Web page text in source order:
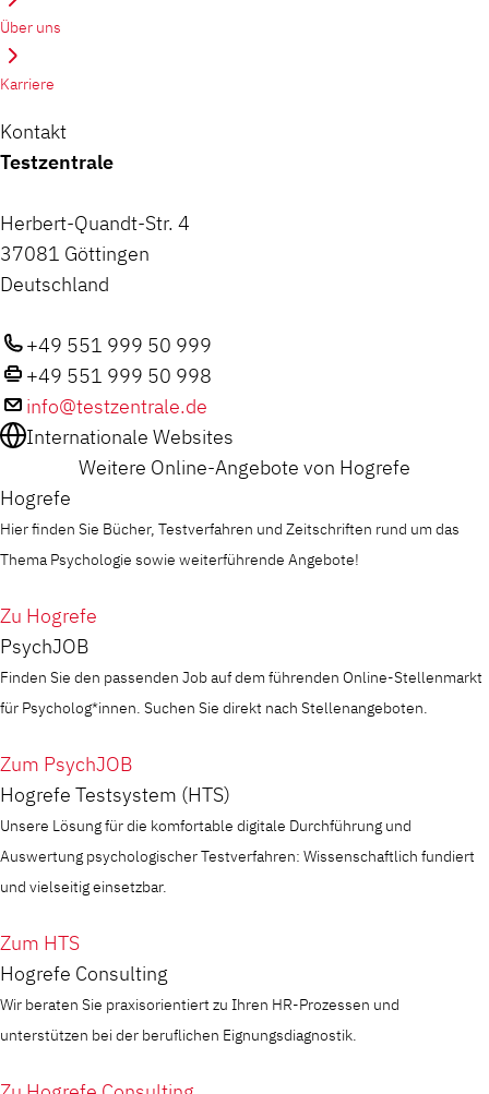
Über uns
Karriere
Kontakt
Testzentrale
Herbert-Quandt-Str. 4
37081 Göttingen
Deutschland
+49 551 999 50 999
+49 551 999 50 998
info@testzentrale.de
Internationale Websites
Weitere Online-Angebote von Hogrefe
Hogrefe
Hier finden Sie Bücher, Testverfahren und Zeitschriften rund um das
Thema Psychologie sowie weiterführende Angebote!
Zu Hogrefe
PsychJOB
Finden Sie den passenden Job auf dem führenden Online-Stellenmarkt
für Psycholog*innen. Suchen Sie direkt nach Stellenangeboten.
Zum PsychJOB
Hogrefe Testsystem (HTS)
Unsere Lösung für die komfortable digitale Durchführung und
Auswertung psychologischer Testverfahren: Wissenschaftlich fundiert
und vielseitig einsetzbar.
Zum HTS
Hogrefe Consulting
Wir beraten Sie praxisorientiert zu Ihren HR-Prozessen und
unterstützen bei der beruflichen Eignungsdiagnostik.